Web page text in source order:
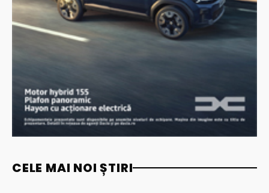
CELE MAI NOI ȘTIRI